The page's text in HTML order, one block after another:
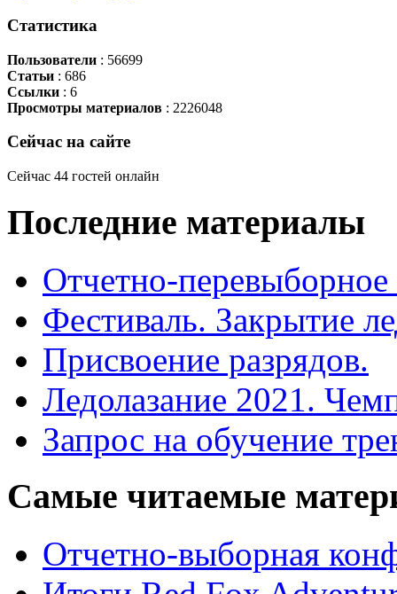
Статистика
Пользователи : 56699
Статьи : 686
Ссылки : 6
Просмотры материалов : 2226048
Сейчас на сайте
Сейчас 44 гостей онлайн
Последние материалы
Отчетно-перевыборное
Фестиваль. Закрытие
Присвоение разрядов.
Ледолазание 2021.
Запрос на обучение
Самые читаемые
Отчетно-выборная